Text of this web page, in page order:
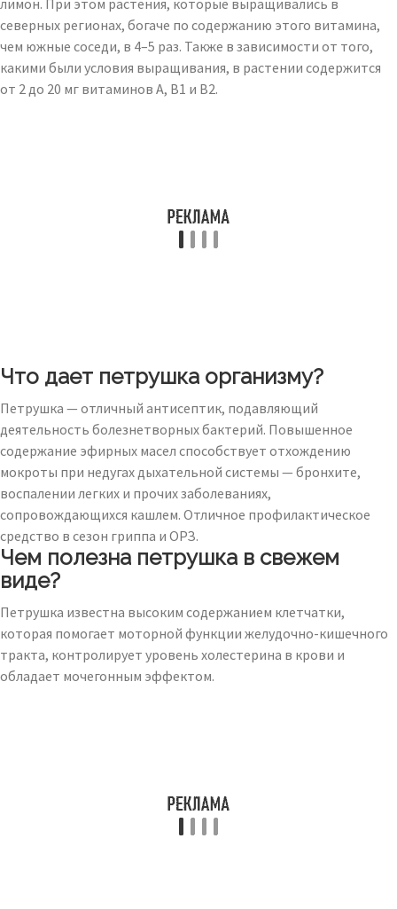
лимон. При этом растения, которые выращивались в
северных регионах, богаче по содержанию этого витамина,
чем южные соседи, в 4–5 раз. Также в зависимости от того,
какими были условия выращивания, в растении содержится
от 2 до 20 мг витаминов А, В1 и В2.
Что дает петрушка организму?
Петрушка — отличный антисептик, подавляющий
деятельность болезнетворных бактерий. Повышенное
содержание эфирных масел способствует отхождению
мокроты при недугах дыхательной системы — бронхите,
воспалении легких и прочих заболеваниях,
сопровождающихся кашлем. Отличное профилактическое
средство в сезон гриппа и ОРЗ.
Чем полезна петрушка в свежем
виде?
Петрушка известна высоким содержанием клетчатки,
которая помогает моторной функции желудочно-кишечного
тракта, контролирует уровень холестерина в крови и
обладает мочегонным эффектом.